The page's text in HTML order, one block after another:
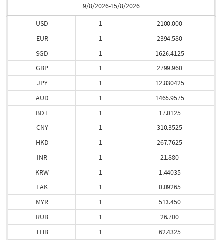
9/8/2026-15/8/2026
USD
EUR
SGD
GBP
JPY
AUD
BDT
CNY
HKD
INR
KRW
LAK
MYR
RUB
THB
1
1
1
1
1
1
1
1
1
1
1
1
1
1
1
2100.000
2394.580
1626.4125
2799.960
12.830425
1465.9575
17.0125
310.3525
267.7625
21.880
1.44035
0.09265
513.450
26.700
62.4325